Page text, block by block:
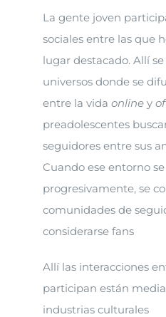
La gente joven
sociales entre las que
lugar destacado. Allí
universos donde se
entre la vida online y
preadolescentes
seguidores entre sus
Cuando ese entorno
progresivamente, se
comunidades de
considerarse fans
Allí las interacciones
participan están
industrias culturales